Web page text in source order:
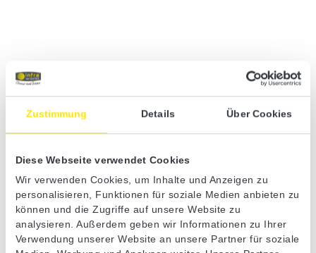
Zustimmung Details Über Cookies
Diese Webseite verwendet Cookies
Wir verwenden Cookies, um Inhalte und Anzeigen zu
personalisieren, Funktionen für soziale Medien anbieten zu
können und die Zugriffe auf unsere Website zu
analysieren. Außerdem geben wir Informationen zu Ihrer
Verwendung unserer Website an unsere Partner für soziale
Voucher code
You will also receive your personal voucher code by e-mail together
You can redeem this voucher code when purchasing an Infraworld
‘Perfect’ sauna set free of charge.
The sauna set consists
of: